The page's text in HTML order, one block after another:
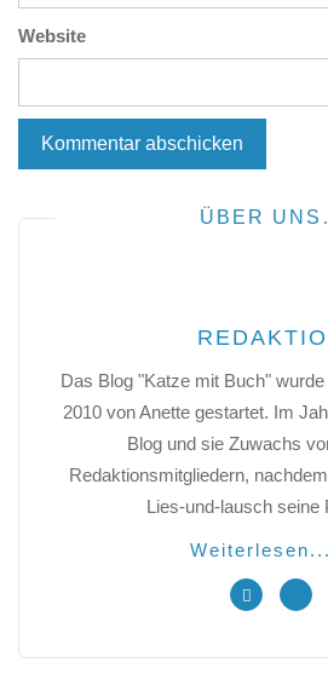
Website
ÜBER
Das Blog "Katze mit Buch"
2010 von Anette gestartet. Im
Blog und sie Zuwachs
Redaktionsmitgliedern,
Lies-und-lausch seine
Weiterlesen...